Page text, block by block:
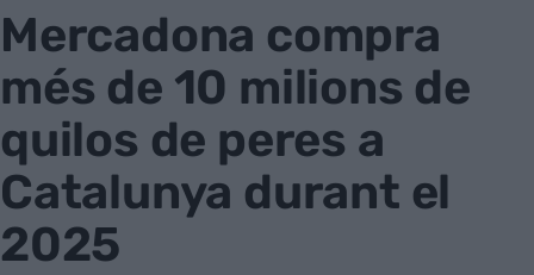
Mercadona compra
més de 10 milions de
quilos de peres a
Catalunya durant el
2025